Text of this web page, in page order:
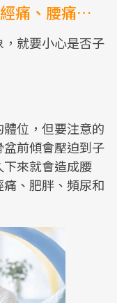
痛、腰痛…
就要小心是否子
體位，但要注意的
前傾會壓迫到子
來就會造成腰
、肥胖、頻尿和